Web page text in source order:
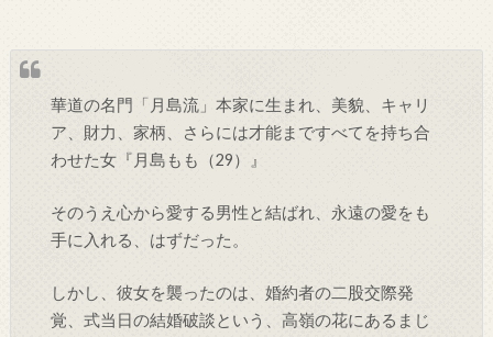
華道の名門「月島流」本家に生まれ、美貌、キャリ
ア、財力、家柄、さらには才能まですべてを持ち合
わせた女『月島もも（29）』
そのうえ心から愛する男性と結ばれ、永遠の愛をも
手に入れる、はずだった。
しかし、彼女を襲ったのは、婚約者の二股交際発
覚、式当日の結婚破談という、高嶺の花にあるまじ